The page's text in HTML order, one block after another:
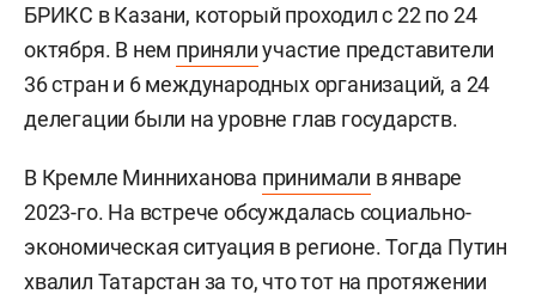
БРИКС в Казани, который проходил с 22 по 24
октября. В нем принялиучастие представители
36 стран и 6 международных организаций, а 24
делегации были на уровне глав государств.
В Кремле Минниханова принимали в январе
2023-го. На встрече обсуждалась социально-
экономическая ситуация в регионе. Тогда Путин
хвалил Татарстан за то, что тот на протяжении